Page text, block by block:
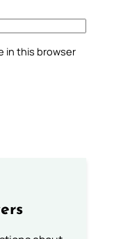
in this browser